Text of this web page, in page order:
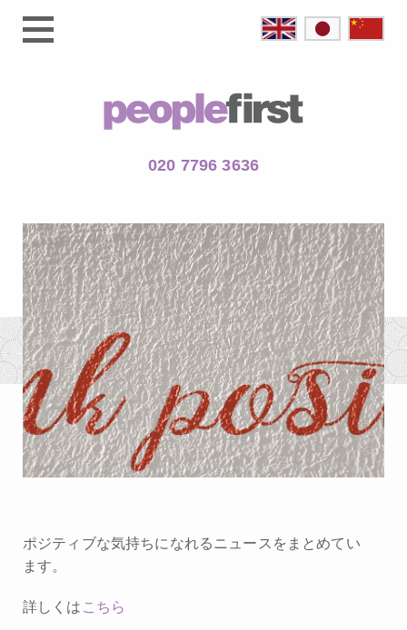
020 7796 3636
ポジティブな気持ちになれるニュースをまとめてい
ます。
詳しくは こちら